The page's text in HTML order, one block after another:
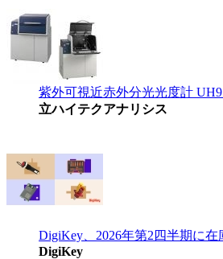
紫外可視近赤外分光光度計
立ハイテクアナリシス
DigiKey、2026年第2四半期に
DigiKey